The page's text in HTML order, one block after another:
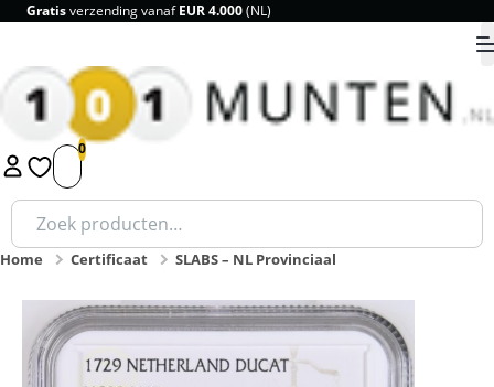
Breedste assortiment en scherpe prijzen
1 2 3 4 5 9.8
Zoeken
naar:
Home Certificaat SLABS – NL Provinciaal